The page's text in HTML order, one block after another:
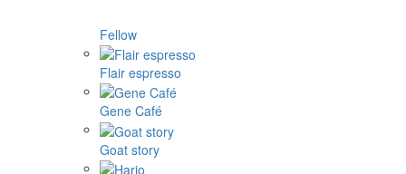
Fellow
Flair espresso
Gene Café
Goat story